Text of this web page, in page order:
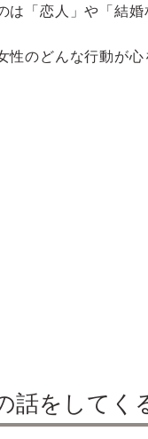
は「恋人」や「結婚
性のどんな行動が
話をしてく